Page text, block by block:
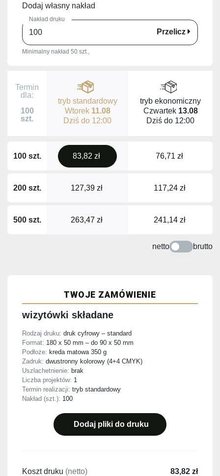
Dodaj własny nakład
Nakład druku
Przelicz
Minimalny nakład 50 szt.,
Termin
dla:
100
szt.
tryb standardowy
Wtorek 11.08
Dziś do 12:00
tryb ekonomiczny
Czwartek 13.08
Dziś do 12:00
100 szt. 83,82 zł 76,71 zł
200 szt. 127,39 zł 117,24 zł
500 szt. 263,47 zł 241,14 zł
netto brutto
TWOJE ZAMÓWIENIE
wizytówki składane
Rodzaj druku: druk cyfrowy – standard
Format: 180 x 50 mm – do 90 x 50 mm
Podłoże: kreda matowa 350 g
Zadruk: dwustronny kolorowy (4+4 CMYK)
Uszlachetnienie: brak
Liczba projektów: 1
Termin realizacji: tryb standardowy
Nakład (szt.): 100
Dodaj pliki do druku
Koszt druku (netto)
83,82 zł